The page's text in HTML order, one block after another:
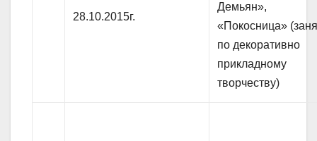
28.10.2015г.
Демьян»,
«Покосница»
по декоративно
прикладному
творчеству)